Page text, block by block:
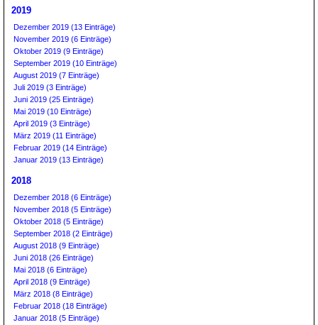
2019
Dezember 2019 (13 Einträge)
November 2019 (6 Einträge)
Oktober 2019 (9 Einträge)
September 2019 (10 Einträge)
August 2019 (7 Einträge)
Juli 2019 (3 Einträge)
Juni 2019 (25 Einträge)
Mai 2019 (10 Einträge)
April 2019 (3 Einträge)
März 2019 (11 Einträge)
Februar 2019 (14 Einträge)
Januar 2019 (13 Einträge)
2018
Dezember 2018 (6 Einträge)
November 2018 (5 Einträge)
Oktober 2018 (5 Einträge)
September 2018 (2 Einträge)
August 2018 (9 Einträge)
Juni 2018 (26 Einträge)
Mai 2018 (6 Einträge)
April 2018 (9 Einträge)
März 2018 (8 Einträge)
Februar 2018 (18 Einträge)
Januar 2018 (5 Einträge)